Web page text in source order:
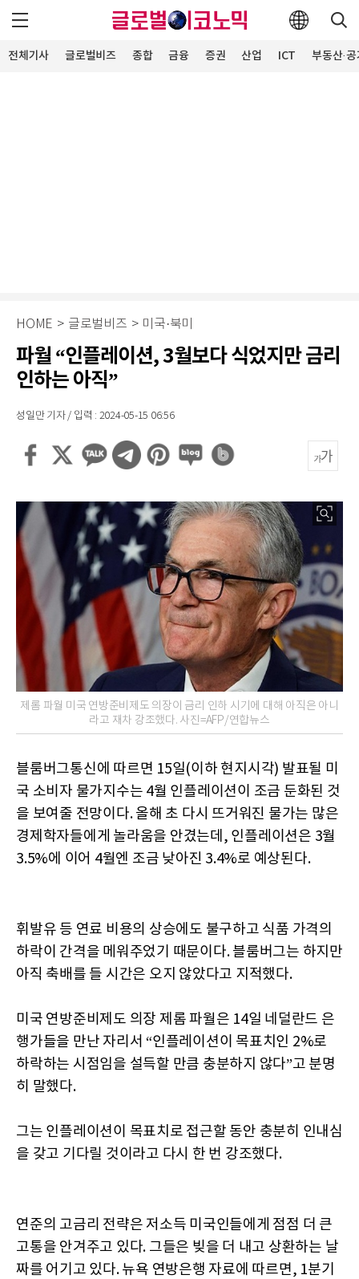
전체기사 글로벌비즈 종합 금융 증권 산업 ICT 부동산·
HOME > 글로벌비즈 > 미국·북미
파월 “인플레이션, 3월보다 식었지만 금리
인하는 아직”
성일만 기자 / 입력 : 2024-05-15 06:56
제롬 파월 미국 연방준비제도 의장이 금리 인하 시기에 대해 아직은 아니
라고 재차 강조했다. 사진=AFP/연합뉴스
블룸버그통신에 따르면 15일(이하 현지시각) 발표될 미
국 소비자 물가지수는 4월 인플레이션이 조금 둔화된 것
을 보여줄 전망이다. 올해 초 다시 뜨거워진 물가는 많은
경제학자들에게 놀라움을 안겼는데, 인플레이션은 3월
3.5%에 이어 4월엔 조금 낮아진 3.4%로 예상된다.
휘발유 등 연료 비용의 상승에도 불구하고 식품 가격의
하락이 간격을 메워주었기 때문이다. 블룸버그는 하지만
아직 축배를 들 시간은 오지 않았다고 지적했다.
미국 연방준비제도 의장 제롬 파월은 14일 네덜란드 은
행가들을 만난 자리서 “인플레이션이 목표치인 2%로
하락하는 시점임을 설득할 만큼 충분하지 않다”고 분명
히 말했다.
그는 인플레이션이 목표치로 접근할 동안 충분히 인내심
을 갖고 기다릴 것이라고 다시 한 번 강조했다.
연준의 고금리 전략은 저소득 미국인들에게 점점 더 큰
고통을 안겨주고 있다. 그들은 빚을 더 내고 상환하는 날
짜를 어기고 있다. 뉴욕 연방은행 자료에 따르면, 1분기